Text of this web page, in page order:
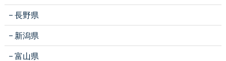
長野県
新潟県
富山県